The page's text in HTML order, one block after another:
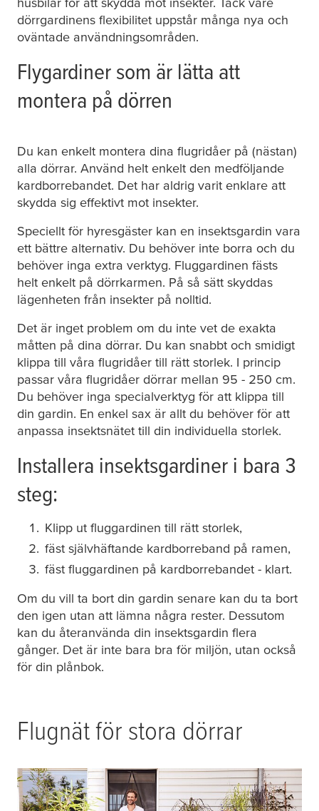
dörrgardinens flexibilitet uppstår många nya och
oväntade användningsområden.
Flygardiner som är lätta att
montera på dörren
Du kan enkelt montera dina flugridåer på (nästan)
alla dörrar. Använd helt enkelt den medföljande
kardborrebandet. Det har aldrig varit enklare att
skydda sig effektivt mot insekter.
Speciellt för hyresgäster kan en insektsgardin vara
ett bättre alternativ. Du behöver inte borra och du
behöver inga extra verktyg. Fluggardinen fästs
helt enkelt på dörrkarmen. På så sätt skyddas
lägenheten från insekter på nolltid.
Det är inget problem om du inte vet de exakta
måtten på dina dörrar. Du kan snabbt och smidigt
klippa till våra flugridåer till rätt storlek. I princip
passar våra flugridåer dörrar mellan 95 - 250 cm.
Du behöver inga specialverktyg för att klippa till
din gardin. En enkel sax är allt du behöver för att
anpassa insektsnätet till din individuella storlek.
Installera insektsgardiner i bara 3
steg:
Klipp ut fluggardinen till rätt storlek,
fäst självhäftande kardborreband på ramen,
fäst fluggardinen på kardborrebandet - klart.
Om du vill ta bort din gardin senare kan du ta bort
den igen utan att lämna några rester. Dessutom
kan du återanvända din insektsgardin flera
gånger. Det är inte bara bra för miljön, utan också
för din plånbok.
Flugnät för stora dörrar